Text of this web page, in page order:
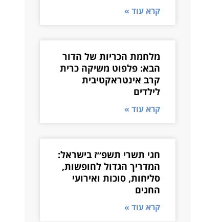
קרא עוד »
מלחמת הכריות של הדור
הבא: פלפוט משיקה כרית
קרב אינטראקטיבית
לילדים
קרא עוד »
חגי תשרי תשפ״ז בישראל:
המדריך הגדול לחופשות,
סליחות, סוכות ואירועי
החגים
קרא עוד »